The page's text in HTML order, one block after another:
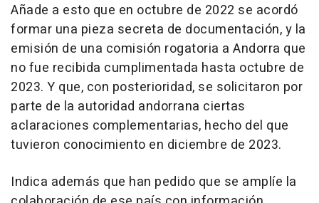
Añade a esto que en octubre de 2022 se acordó
formar una pieza secreta de documentación, y la
emisión de una comisión rogatoria a Andorra que
no fue recibida cumplimentada hasta octubre de
2023. Y que, con posterioridad, se solicitaron por
parte de la autoridad andorrana ciertas
aclaraciones complementarias, hecho del que
tuvieron conocimiento en diciembre de 2023.
Indica además que han pedido que se amplíe la